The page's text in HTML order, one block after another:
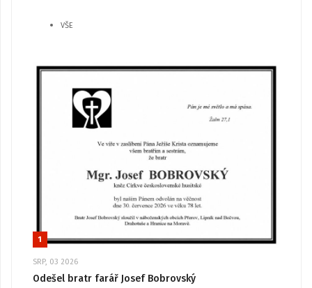
VŠE
1
SRP, 03 2026
Odešel bratr farář Josef Bobrovský